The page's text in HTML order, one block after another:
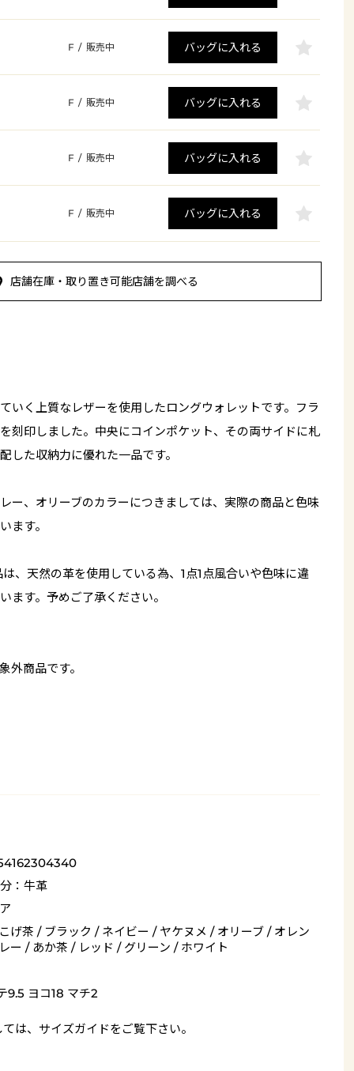
F / 販売中 バッグに入れる
F / 販売中 バッグに入れる
F / 販売中 バッグに入れる
F / 販売中 バッグに入れる
店舗在庫・取り置き可能店舗を調べる
いく上質なレザーを使用したロングウォレットです。フラ
刻印しました。中央にコインポケット、その両サイドに札
した収納力に優れた一品です。
ー、オリーブのカラーにつきましては、実際の商品と色味
ます。
、天然の革を使用している為、1点1点風合いや色味に違
ます。予めご了承ください。
外商品です。
：牛革
げ茶 / ブラック / ネイビー / ヤケヌメ / オリーブ / オレン
ー / あか茶 / レッド / グリーン / ホワイト
9.5 ヨコ18 マチ2
は、 サイズガイドをご覧下さい。